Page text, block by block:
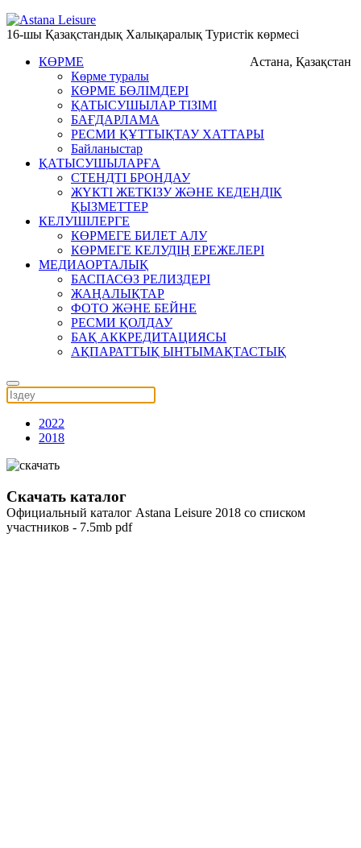
16-шы Қазақстандық Халықаралық Туристік көрмесі
Астана, Қазақстан
КӨРМЕ
Көрме туралы
КӨРМЕ БӨЛІМДЕРІ
ҚАТЫСУШЫЛАР ТІЗІМІ
БАҒДАРЛАМА
РЕСМИ ҚҰТТЫҚТАУ ХАТТАРЫ
Байланыстар
ҚАТЫСУШЫЛАРҒА
СТЕНДТІ БРОНДАУ
ЖҮКТІ ЖЕТКІЗУ ЖӘНЕ КЕДЕНДІК
ҚЫЗМЕТТЕР
КЕЛУШІЛЕРГЕ
КӨРМЕГЕ БИЛЕТ АЛУ
КӨРМЕГЕ КЕЛУДІҢ ЕРЕЖЕЛЕРІ
МЕДИАОРТАЛЫҚ
БАСПАСӨЗ РЕЛИЗДЕРІ
ЖАҢАЛЫҚТАР
ФОТО ЖӘНЕ БЕЙНЕ
РЕСМИ ҚОЛДАУ
БАҚ АККРЕДИТАЦИЯСЫ
АҚПАРАТТЫҚ ЫНТЫМАҚТАСТЫҚ
2022
2018
Скачать каталог
Официальный каталог Astana Leisure 2018 со списком
участников - 7.5mb pdf